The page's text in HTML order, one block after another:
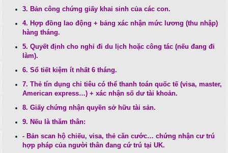
3. Bản công chứng giấy khai sinh của các con.
4. Hợp đồng lao động + bảng xác nhận mức lương (thu nhập)
hàng tháng.
5. Quyết định cho nghỉ đi du lịch hoặc công tác (nếu đang đi
làm).
6. Sổ tiết kiệm ít nhất 6 tháng.
7. Thẻ tín dụng chi tiêu có thể thanh toán quốc tế (visa, master,
American express…) + xác nhận số dư tài khoản.
8. Giấy chứng nhận quyền sở hữu tài sản.
9. Nếu là thăm thân:
- Bản scan hộ chiếu, visa, thẻ căn cước… chứng nhận cư trú
hợp pháp của người thân đang cứ trú tại UK.